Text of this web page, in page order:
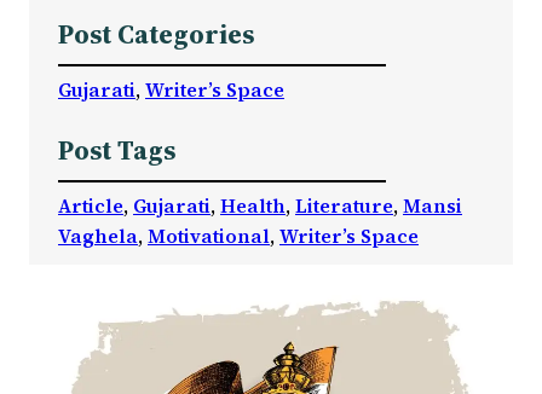
Post Categories
Gujarati, Writer’s Space
Post Tags
Article, Gujarati, Health, Literature, Mansi
Vaghela, Motivational, Writer’s Space